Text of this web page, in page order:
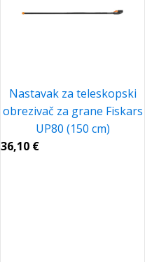
Nastavak za teleskopski
obrezivač za grane Fiskars
UP80 (150 cm)
36,10 €